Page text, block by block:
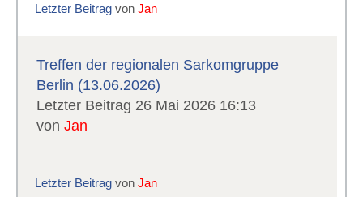
Letzter Beitrag vonJan
Treffen der regionalen Sarkomgruppe
Berlin (13.06.2026)
Letzter Beitrag 26 Mai 2026 16:13
vonJan
Letzter Beitrag vonJan